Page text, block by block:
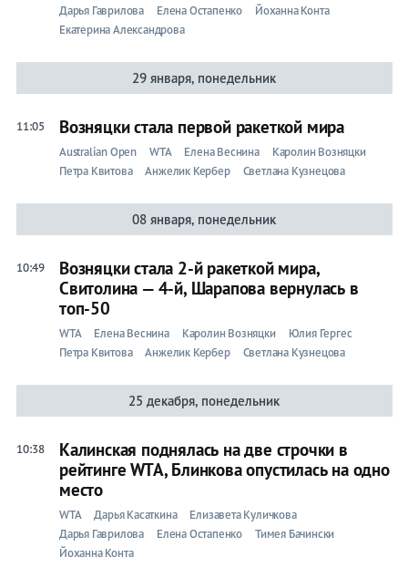
Дарья Гаврилова
Елена Остапенко
Йоханна Конта
Екатерина Александрова
29 января, понедельник
11:05 Возняцки стала первой ракеткой мира
Australian Open WTA Елена Веснина
Каролин Возняцки
Петра Квитова
Анжелик Кербер Светлана Кузнецова
08 января, понедельник
10:49
Возняцки стала 2-й ракеткой мира,
Свитолина — 4-й, Шарапова вернулась в
топ-50
WTA Елена Веснина Каролин Возняцки
Юлия Гергес
Петра Квитова
Анжелик Кербер Светлана Кузнецова
25 декабря, понедельник
10:38
Калинская поднялась на две строчки в
рейтинге WTA, Блинкова опустилась на одно
место
WTA Дарья Касаткина
Елизавета Куличкова
Дарья Гаврилова
Елена Остапенко
Тимея Бачински
Йоханна Конта